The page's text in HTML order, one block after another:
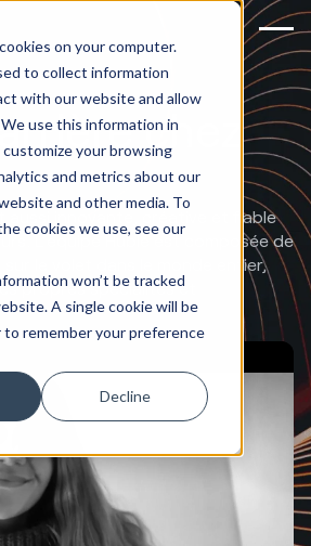
on your computer.
to collect information
with our website and allow
use this information in
your browsing
and metrics about our
and other media. To
cookies we use, see our
won’t be tracked
A single cookie will be
remember your preference
Decline
chez
aussi innovante, créative et fiable
L'équipe Huble est composée de
sur le volet dans le monde entier,
propres spécialités et